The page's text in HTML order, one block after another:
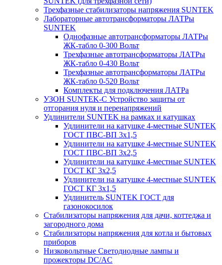
Трехфазные стабилизаторы напряжения SUNTEK
Лабораторные автотрансформаторы ЛАТРы
SUNTEK
Однофазные автотрансформаторы ЛАТРы
ЖК-табло 0-300 Вольт
Трехфазные автотрансформаторы ЛАТРы
ЖК-табло 0-430 Вольт
Трехфазные автотрансформаторы ЛАТРы
ЖК-табло 0-520 Вольт
Комплекты для подключения ЛАТРа
УЗОН SUNTEK-C Устройство защиты от
отгорания нуля и перенапряжений
Удлинители SUNTEK на рамках и катушках
Удлинители на катушке 4-местные SUNTEK
ГОСТ ПВС-ВП 3х1,5
Удлинители на катушке 4-местные SUNTEK
ГОСТ ПВС-ВП 3х2,5
Удлинители на катушке 4-местные SUNTEK
ГОСТ КГ 3х2,5
Удлинители на катушке 4-местные SUNTEK
ГОСТ КГ 3х1,5
Удлинитель SUNTEK ГОСТ для
газонокосилок
Стабилизаторы напряжения для дачи, коттеджа и
загородного дома
Стабилизаторы напряжения для котла и бытовых
приборов
Низковольтные Светодиодные лампы и
прожекторы DC/AC